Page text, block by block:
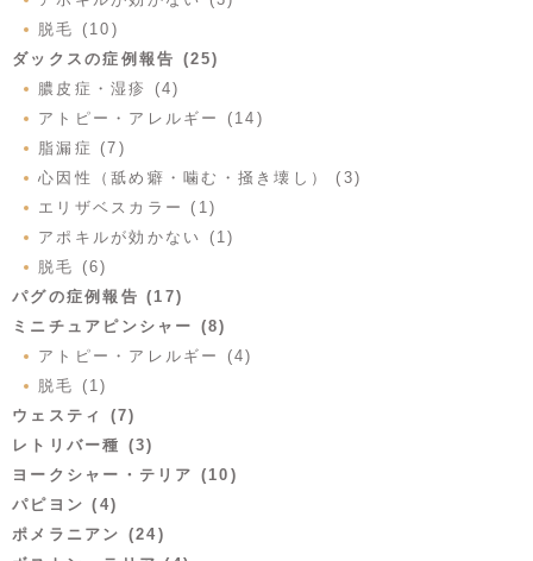
脱毛 (10)
ダックスの症例報告 (25)
膿皮症・湿疹 (4)
アトピー・アレルギー (14)
脂漏症 (7)
心因性（舐め癖・噛む・掻き壊し） (3)
エリザベスカラー (1)
アポキルが効かない (1)
脱毛 (6)
パグの症例報告 (17)
ミニチュアピンシャー (8)
アトピー・アレルギー (4)
脱毛 (1)
ウェスティ (7)
レトリバー種 (3)
ヨークシャー・テリア (10)
パピヨン (4)
ポメラニアン (24)